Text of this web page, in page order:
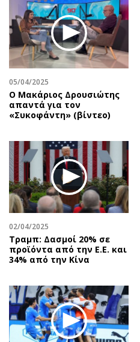
05/04/2025
Ο Μακάριος Δρουσιώτης
απαντά για τον
«Συκοφάντη» (βίντεο)
02/04/2025
Τραμπ: Δασμοί 20% σε
προϊόντα από την Ε.Ε. και
34% από την Κίνα